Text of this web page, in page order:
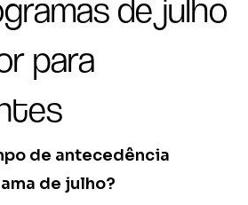
de julho
para
de antecedência
de julho?